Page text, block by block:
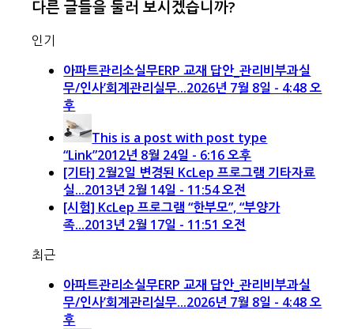
다른 글들을 둘러 보시겠습니까?
인기
아파트관리소실무ERP 교재 답안_관리비부과실
무/인사’회계관리실무...2026년 7월 8일 - 4:48 오
후
This is a post with post type
“Link”2012년 8월 24일 - 6:16 오후
[기타] 2월2일 변경된 KcLep 프로그램 기타자료
실...2013년 2월 14일 - 11:54 오전
[시험] KcLep 프로그램 “한부모”, “부양가
족...2013년 2월 17일 - 11:51 오전
최근
아파트관리소실무ERP 교재 답안_관리비부과실
무/인사’회계관리실무...2026년 7월 8일 - 4:48 오
후